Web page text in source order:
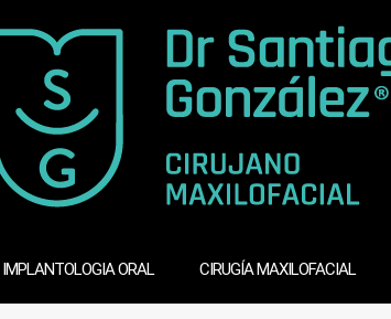
IMPLANTOLOGIA ORAL CIRUGÍA MAXILOFACIAL